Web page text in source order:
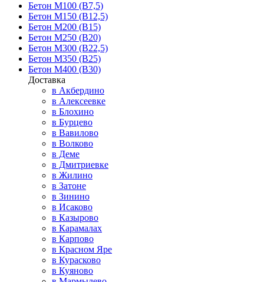
Бетон М100 (В7,5)
Бетон М150 (В12,5)
Бетон М200 (В15)
Бетон М250 (В20)
Бетон М300 (В22,5)
Бетон М350 (В25)
Бетон М400 (В30)
Доставка
в Акбердино
в Алексеевке
в Блохино
в Бурцево
в Вавилово
в Волково
в Деме
в Дмитриевке
в Жилино
в Затоне
в Зинино
в Исаково
в Казырово
в Карамалах
в Карпово
в Красном Яре
в Курасково
в Куяново